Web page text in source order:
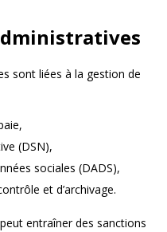
sont liées à la gestion de
(DSN),
sociales (DADS),
et d’archivage.
entraîner des sanctions